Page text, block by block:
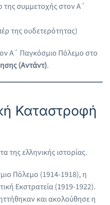
της συμμετοχής στον Α΄
της ουδετερότητας)
Α΄ Παγκόσμιο Πόλεμο στο
(Αντάντ).
Καταστροφή
της ελληνικής ιστορίας.
Πόλεμο (1914-1918), η
Εκστρατεία (1919-1922).
και ακολούθησε η